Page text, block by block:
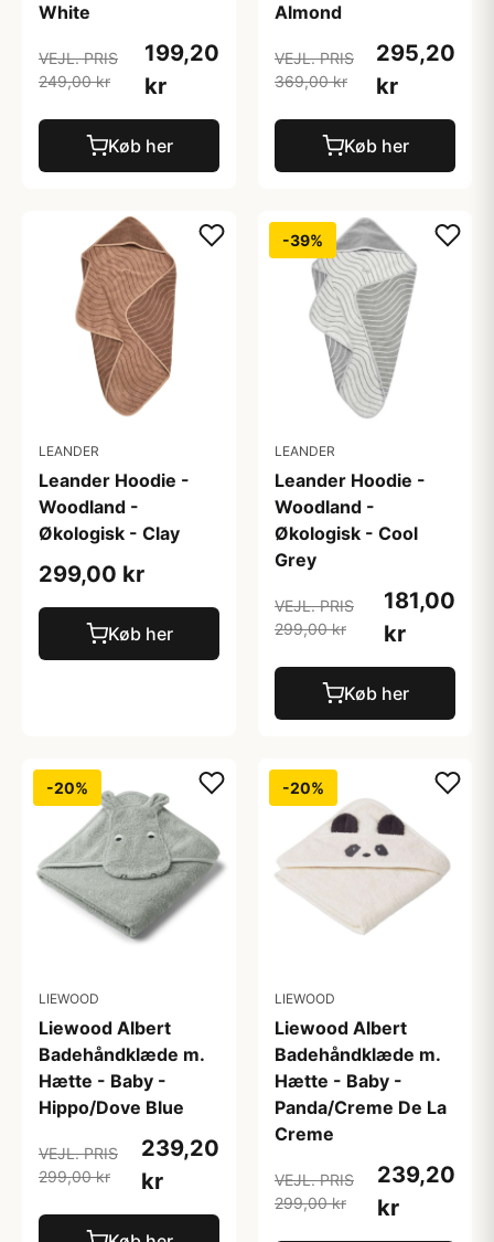
White
VEJL. PRIS
249,00 kr
199,20
kr
Køb her
Almond
VEJL. PRIS
369,00 kr
295,20
kr
Køb her
LEANDER
Leander Hoodie -
Woodland -
Økologisk - Clay
299,00 kr
Køb her
-39%
LEANDER
Leander Hoodie -
Woodland -
Økologisk - Cool
Grey
VEJL. PRIS
299,00 kr
181,00
kr
Køb her
-20%
LIEWOOD
Liewood Albert
Badehåndklæde m.
Hætte - Baby -
Hippo/Dove Blue
VEJL. PRIS
299,00 kr
239,20
kr
-20%
LIEWOOD
Liewood Albert
Badehåndklæde m.
Hætte - Baby -
Panda/Creme De La
Creme
VEJL. PRIS
299,00 kr
239,20
kr